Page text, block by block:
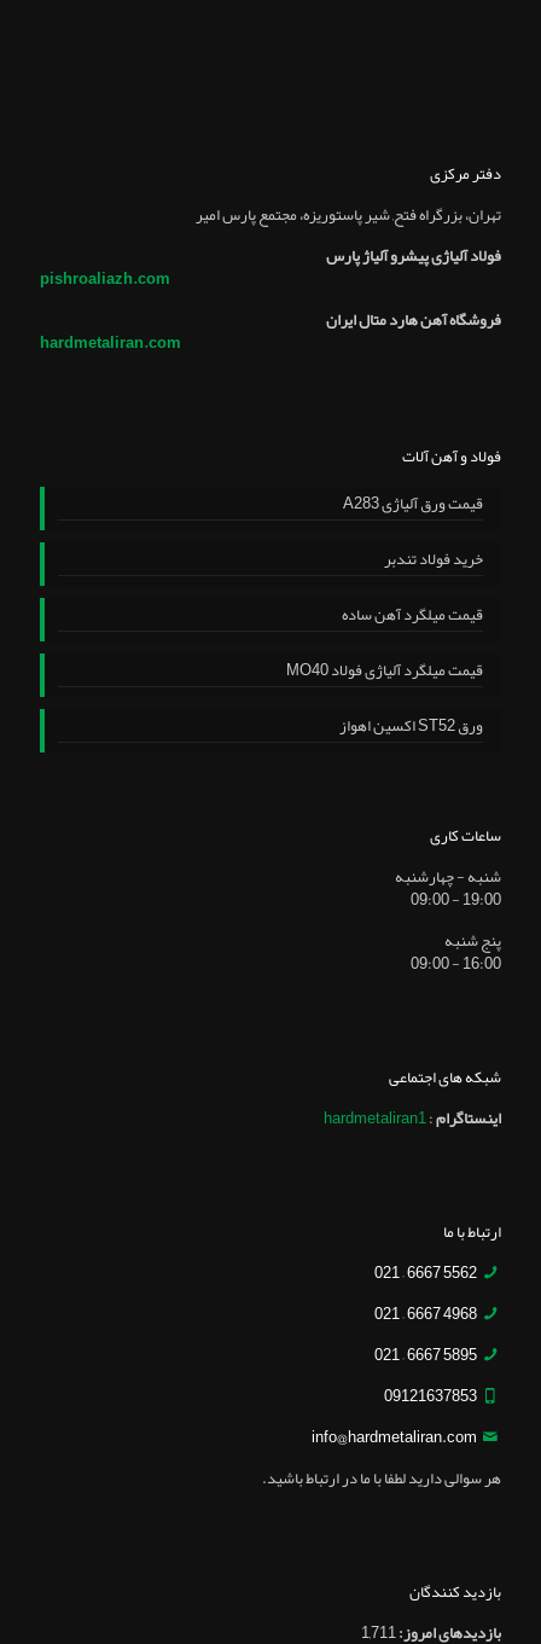
دفتر مرکزی
تهران، بزرگراه فتح, شير پاستوريزه، مجتمع پارس امير
فولاد آلیاژی پیشرو آلیاژ پارس
pishroaliazh.com
فروشگاه آهن هارد متال ایران
hardmetaliran.com
فولاد و آهن آلات
قیمت ورق آلیاژی A283
خرید فولاد تندبر
قیمت میلگرد آهن ساده
قیمت میلگرد آلیاژی فولاد MO40
ورق ST52 اکسین اهواز
ساعات کاری
شنبه - چهارشنبه
19:00 - 09:00
پنج شنبه
16:00 - 09:00
شبکه های اجتماعی
اینستاگرام:
hardmetaliran1
ارتباط با ما
5562 6667 – 021
4968 6667 – 021
5895 6667 – 021
09121637853
info@hardmetaliran.com
هر سوالی دارید لطفا با ما در ارتباط باشید.
بازدید کنندگان
بازدیدهای امروز:1,711